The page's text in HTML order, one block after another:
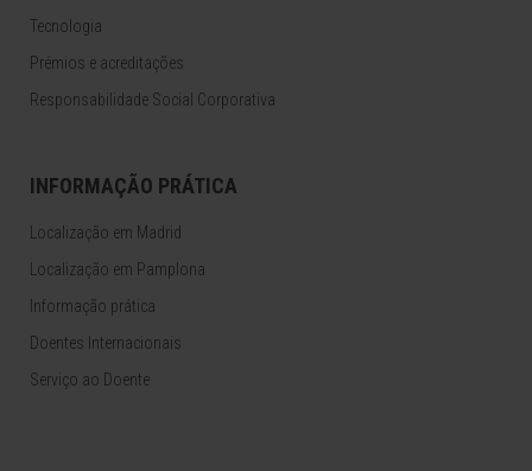
Tecnologia
Prémios e acreditações
Responsabilidade Social Corporativa
INFORMAÇÃO PRÁTICA
Localização em Madrid
Localização em Pamplona
Informação prática
Doentes Internacionais
Serviço ao Doente